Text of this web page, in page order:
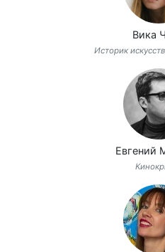
Вика
Историк
Евгений